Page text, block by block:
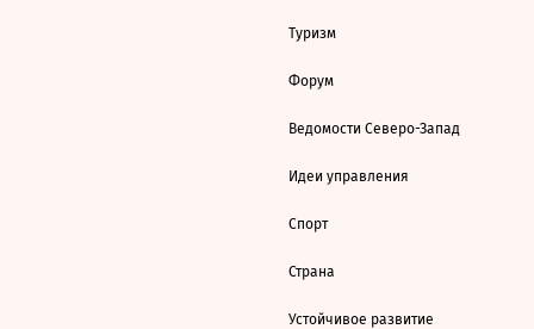
Туризм
Форум
Ведомости Северо-Запад
Идеи управления
Спорт
Страна
Устойчивое развитие